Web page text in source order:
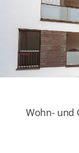
Wohn- und